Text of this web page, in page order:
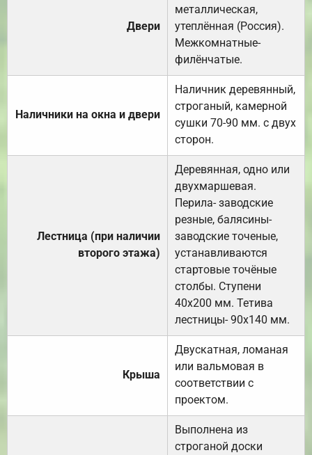
Двери
металлическая,
утеплённая (Россия).
Межкомнатные-
филёнчатые.
Наличники на окна и двери
Наличник деревянный,
строганый, камерной
сушки 70-90 мм. с двух
сторон.
Лестница (при наличии
второго этажа)
Деревянная, одно или
двухмаршевая.
Перила- заводские
резные, балясины-
заводские точеные,
устанавливаются
стартовые точёные
столбы. Ступени
40х200 мм. Тетива
лестницы- 90х140 мм.
Крыша
Двускатная, ломаная
или вальмовая в
соответствии с
проектом.
Выполнена из
строганой доски